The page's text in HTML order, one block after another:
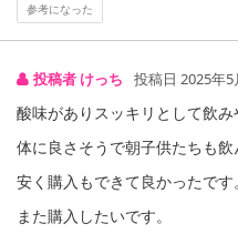
注意事項
【キャンセルについて】
※お申込み後のキャンセルはお
記載されている内容を必ずご確
にご納得いただきましたうえで
参考になった
投稿者 けっち 投稿日 2025年5
酸味がありスッキリとして飲み
体に良さそうで朝子供たちも飲
安く購入もできて良かったです。
また購入したいです。